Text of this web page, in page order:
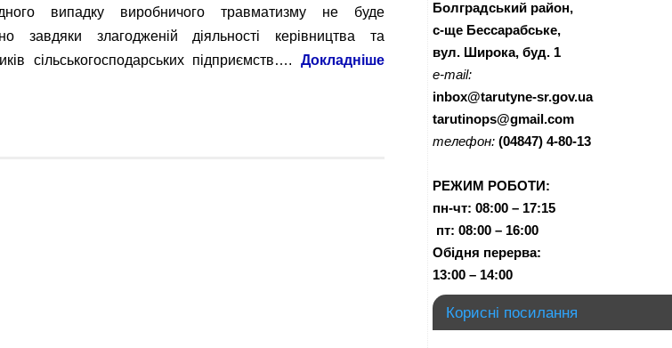
випадку виробничого травматизму не буде
завдяки злагодженій діяльності керівництва та
сільськогосподарських підприємств…. Докладніше
Болградський район,
с-ще Бессарабське,
вул. Широка, буд. 1
e-mail:
inbox@tarutyne-sr.gov.ua
tarutinops@gmail.com
телефон: (04847) 4-80-13
РЕЖИМ РОБОТИ:
пн-чт: 08:00 – 17:15
пт: 08:00 – 16:00
Обідня перерва:
13:00 – 14:00
Корисні посилання